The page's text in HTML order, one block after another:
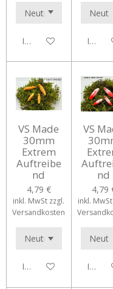
In den WarenkorbIn
VS Made
30mm
Extrem
Auftreibe
nd
4,79 €
inkl. MwSt zzgl.
Versandkosten
In den Warenkorb
VS
nd
4,79
inkl.
In